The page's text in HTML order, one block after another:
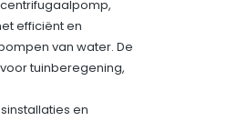
efficiënt en
van water. De
tuinberegening,
en